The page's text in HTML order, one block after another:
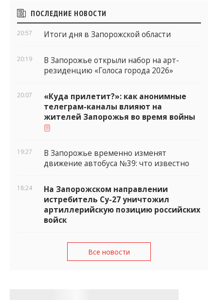
Боковые
виджеты
ПОСЛЕДНИЕ НОВОСТИ
20:57 Итоги дня в Запорожской области
20:19
В Запорожье открыли набор на арт-
резиденцию «Голоса города 2026»
20:07
«Куда прилетит?»: как анонимные
телеграм-каналы влияют на
жителей Запорожья во время войны
19:27
В Запорожье временно изменят
движение автобуса №39: что известно
18:24
На Запорожском направлении
истребитель Су-27 уничтожил
артиллерийскую позицию российских
войск
Все новости